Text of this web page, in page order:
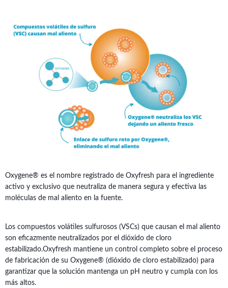
Oxygene® es el nombre registrado de Oxyfresh para el ingrediente
activo y exclusivo que neutraliza de manera segura y efectiva las
moléculas de mal aliento en la fuente.
Los compuestos volátiles sulfurosos (VSCs) que causan el mal aliento
son eficazmente neutralizados por el dióxido de cloro
estabilizado.Oxyfresh mantiene un control completo sobre el proceso
de fabricación de su Oxygene® (dióxido de cloro estabilizado) para
garantizar que la solución mantenga un pH neutro y cumpla con los
más altos.